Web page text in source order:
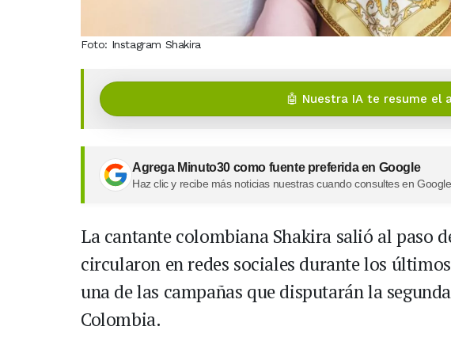
Foto: Instagram Shakira
🤖 Nuestra IA te resume el
Agrega Minuto30 como fuente preferida en Google
Haz clic y recibe más noticias nuestras cuando consultes en Google.
La cantante colombiana Shakira salió al paso
circularon en redes sociales durante los
una de las campañas que disputarán la
Colombia.